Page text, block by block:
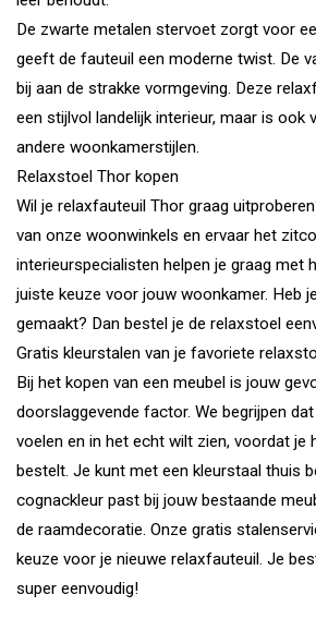
De zwarte metalen stervoet zorgt voor
geeft de fauteuil een moderne twist. De
bij aan de strakke vormgeving. Deze
een stijlvol landelijk interieur, maar is ook
andere woonkamerstijlen.
Relaxstoel Thor kopen
Wil je relaxfauteuil Thor graag
van onze woonwinkels en ervaar het
interieurspecialisten helpen je graag met
juiste keuze voor jouw woonkamer. Heb
gemaakt? Dan bestel je de relaxstoel
Gratis kleurstalen van je favoriete
Bij het kopen van een meubel is jouw
doorslaggevende factor. We begrijpen
voelen en in het echt wilt zien, voordat je
bestelt. Je kunt met een kleurstaal thuis
cognackleur past bij jouw bestaande
de raamdecoratie. Onze gratis
keuze voor je nieuwe relaxfauteuil. Je
super eenvoudig!